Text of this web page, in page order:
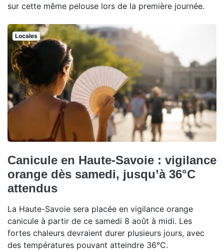
sur cette même pelouse lors de la première journée.
Locales
Canicule en Haute-Savoie : vigilance
orange dès samedi, jusqu’à 36°C
attendus
La Haute-Savoie sera placée en vigilance orange
canicule à partir de ce samedi 8 août à midi. Les
fortes chaleurs devraient durer plusieurs jours, avec
des températures pouvant atteindre 36°C.